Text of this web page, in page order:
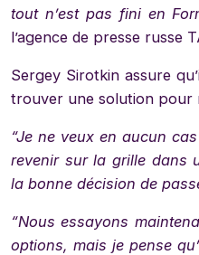
tout n’est pas fini en
l’agence de presse russe
Sergey Sirotkin assure
trouver une solution pour
“Je ne veux en aucun
revenir sur la grille dans
la bonne décision de
“Nous essayons
options, mais je pense